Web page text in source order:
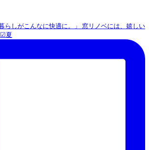
らしがこんなに快適に。」 窓リノベには、嬉しい
☑︎夏